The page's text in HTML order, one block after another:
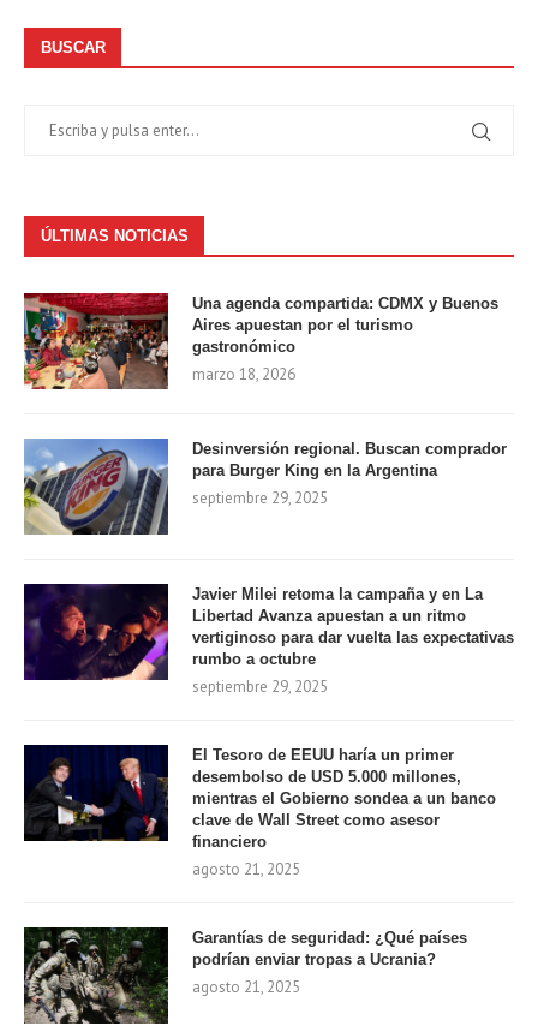
BUSCAR
ÚLTIMAS NOTICIAS
Una agenda compartida: CDMX y Buenos
Aires apuestan por el turismo
gastronómico
marzo 18, 2026
Desinversión regional. Buscan comprador
para Burger King en la Argentina
septiembre 29, 2025
Javier Milei retoma la campaña y en La
Libertad Avanza apuestan a un ritmo
vertiginoso para dar vuelta las expectativas
rumbo a octubre
septiembre 29, 2025
El Tesoro de EEUU haría un primer
desembolso de USD 5.000 millones,
mientras el Gobierno sondea a un banco
clave de Wall Street como asesor
financiero
agosto 21, 2025
Garantías de seguridad: ¿Qué países
podrían enviar tropas a Ucrania?
agosto 21, 2025